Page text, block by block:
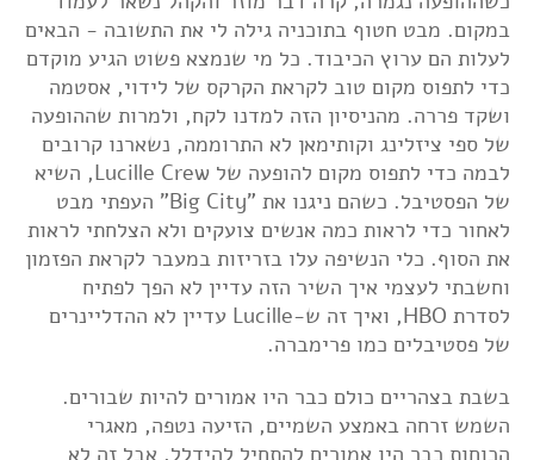
במקום. מבט חטוף בתוכניה גילה לי את התשובה - הבאים
לעלות הם ערוץ הכיבוד. כל מי שנמצא פשוט הגיע מוקדם
כדי לתפוס מקום טוב לקראת הקרקס של לידוי, אסטמה
ושקד פררה. מהניסיון הזה למדנו לקח, ולמרות שההופעה
של ספי ציזלינג וקותימאן לא התרוממה, נשארנו קרובים
לבמה כדי לתפוס מקום להופעה של Lucille Crew, השיא
של הפסטיבל. כשהם ניגנו את "Big City" העפתי מבט
לאחור כדי לראות כמה אנשים צועקים ולא הצלחתי לראות
את הסוף. כלי הנשיפה עלו בזריזות במעבר לקראת הפזמון
וחשבתי לעצמי איך השיר הזה עדיין לא הפך לפתיח
לסדרת HBO, ואיך זה ש-Lucille עדיין לא ההדליינרים
של פסטיבלים כמו פרימברה.
בשבת בצהריים כולם כבר היו אמורים להיות שבורים.
השמש זרחה באמצע השמיים, הזיעה נטפה, מאגרי
הכוחות כבר היו אמורים להתחיל להידלל, אבל זה לא